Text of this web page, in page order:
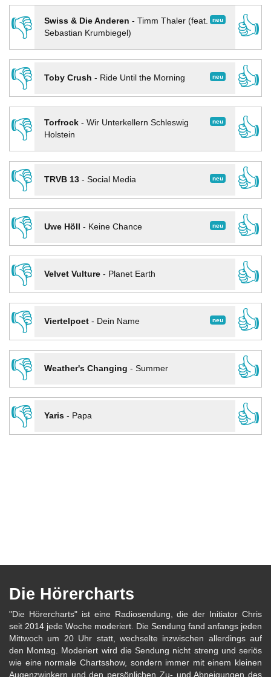
👎
neu
Swiss & Die Anderen - Timm Thaler (feat.
Sebastian Krumbiegel)
👍
👎
neu
Toby Crush - Ride Until the Morning
👍
👎
neu
Torfrock- Wir Unterkellern Schleswig
Holstein
👍
👎
neu
TRVB 13- Social Media
👍
👎
neu
Uwe Höll - Keine Chance
👍
👎
Velvet Vulture- Planet Earth
👍
👎
neu
Viertelpoet- Dein Name
👍
👎
Weather's Changing - Summer
👍
👎
Yaris- Papa 👍
Die Hörercharts
"Die Hörercharts" ist eine Radiosendung, die der Initiator Chris
seit 2014 jede Woche moderiert. Die Sendung fand anfangs jeden
Mittwoch um 20 Uhr statt, wechselte inzwischen allerdings auf
den Montag. Moderiert wird die Sendung nicht streng und seriös
wie eine normale Chartsshow, sondern immer mit einem kleinen
Augenzwinkern und den persönlichen Zu- und Abneigungen des